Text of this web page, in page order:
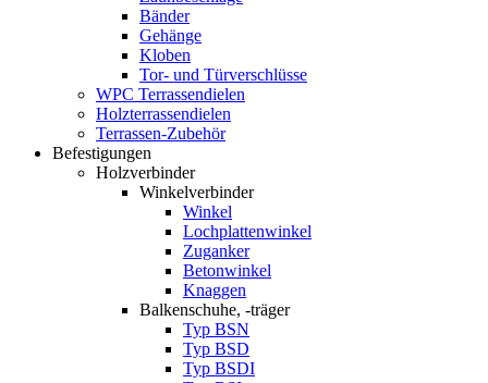
Bänder
Gehänge
Kloben
Tor- und Türverschlüsse
WPC Terrassendielen
Holzterrassendielen
Terrassen-Zubehör
Befestigungen
Holzverbinder
Winkelverbinder
Winkel
Lochplattenwinkel
Zuganker
Betonwinkel
Knaggen
Balkenschuhe, -träger
Typ BSN
Typ BSD
Typ BSDI